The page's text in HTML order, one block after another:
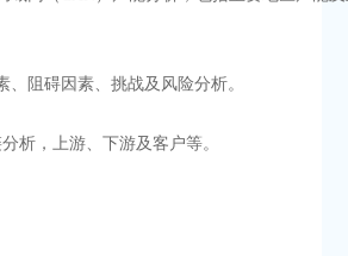
、阻碍因素、挑战及风险分析。
析，上游、下游及客户等。